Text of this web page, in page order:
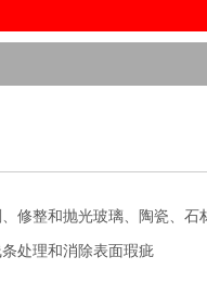
修整和抛光玻璃、陶瓷、石
处理和消除表面瑕疵